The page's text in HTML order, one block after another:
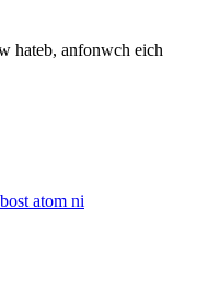
hateb, anfonwch eich
atom ni